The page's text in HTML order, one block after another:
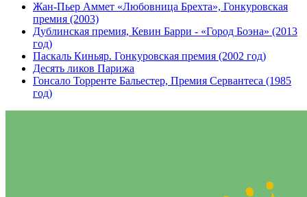
Жан-Пьер Аммет «Любовница Брехта», Гонкуровская
премия (2003)
Дублинская премия, Кевин Барри - «Город Боэна» (2013
год)
Паскаль Киньяр. Гонкуровская премия (2002 год)
Десять ликов Парижа
Гонсало Торренте Бальестер, Премия Сервантеса (1985
год)